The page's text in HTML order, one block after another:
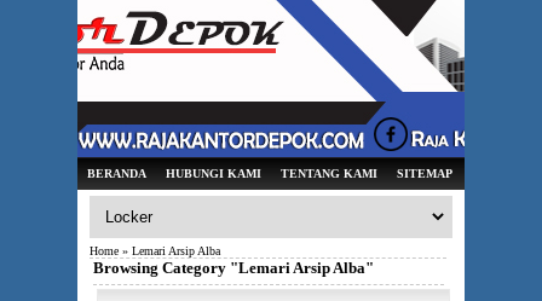
BERANDA HUBUNGI KAMI TENTANG KAMI SITEMAP
Home » Lemari Arsip Alba
Browsing Category "Lemari Arsip Alba"